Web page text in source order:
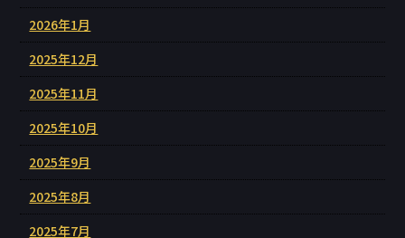
2026年1月
2025年12月
2025年11月
2025年10月
2025年9月
2025年8月
2025年7月